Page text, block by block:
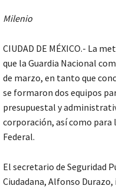
Milenio
CIUDAD DE MÉXICO.- La
que la Guardia Nacional
de marzo, en tanto que
se formaron dos equipos
presupuestal y
corporación, así como
Federal.
El secretario de Seguridad
Ciudadana, Alfonso